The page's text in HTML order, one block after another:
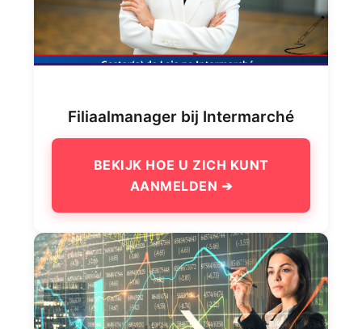
Filiaalmanager bij Intermarché
BEKIJK HOE U ZICH KUNT
AANMELDEN ➔